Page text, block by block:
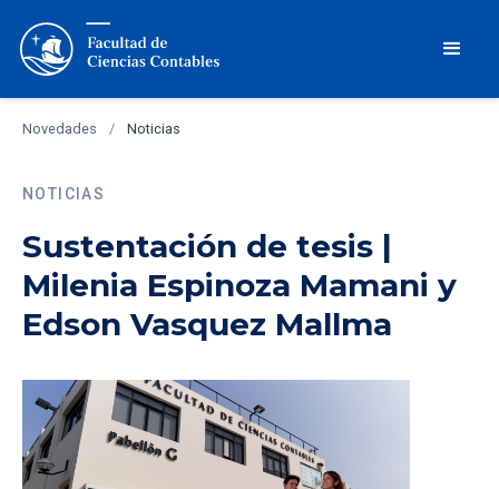
Novedades / Noticias
NOTICIAS
Sustentación de tesis |
Milenia Espinoza Mamani y
Edson Vasquez Mallma